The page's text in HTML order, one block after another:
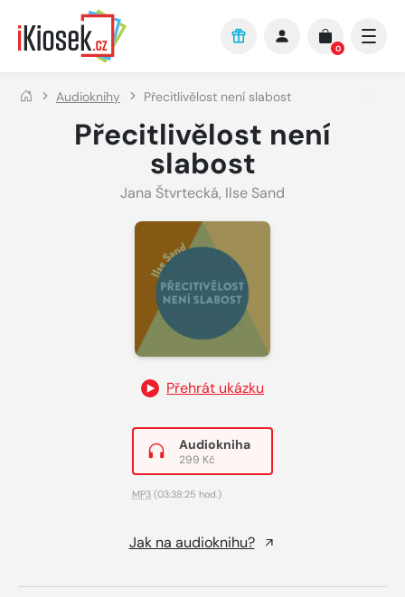
Přejít na hlavní obsah
0
Audioknihy Přecitlivělost není slabost
Přecitlivělost není
slabost
Jana Štvrtecká, Ilse Sand
Přehrát ukázku
Audiokniha
299 Kč
MP3 (03:38:25 hod.)
Jak na audioknihu?